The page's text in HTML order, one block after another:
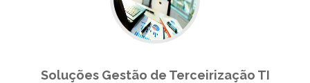
Soluções Gestão de Terceirização TI